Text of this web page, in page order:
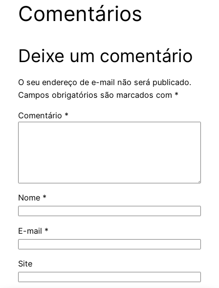
Comentários
Deixe um comentário
O seu endereço de e-mail não será publicado.
Campos obrigatórios são marcados com *
Comentário *
Nome *
E-mail *
Site